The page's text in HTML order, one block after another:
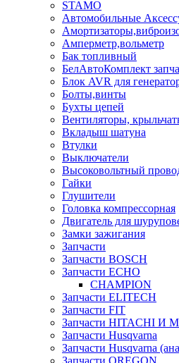
STAMO
Автомобильные
Амперметр,вольметр
Бак топливный
БелАвтоКомплект
Блок AVR для
Болты,винты
Бухты цепей
Вентиляторы,
Вкладыш шатуна
Втулки
Выключатели
Высоковольтный
Гайки
Глушители
Головка компрессорная
Двигатель для
Замки зажигания
Запчасти
Запчасти BOSCH
Запчасти ECHO
CHAMPION
Запчасти ELITECH
Запчасти FIT
Запчасти HITACHI И
Запчасти Husqvarna
Запчасти Husqvarna
Запчасти OREGON